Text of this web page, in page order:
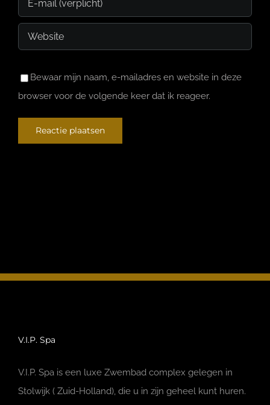
Bewaar mijn naam, e-mailadres en website in deze
browser voor de volgende keer dat ik reageer.
V.I.P. Spa
V.I.P. Spa is een luxe Zwembad complex gelegen in
Stolwijk ( Zuid-Holland), die u in zijn geheel kunt huren.